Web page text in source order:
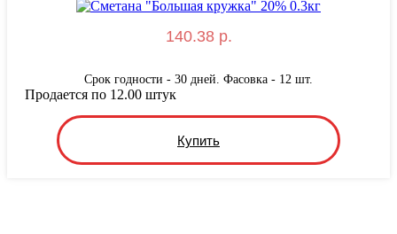
140.38 р.
Срок годности - 30 дней. Фасовка - 12 шт.
Купить
Продается по 12.00 штук